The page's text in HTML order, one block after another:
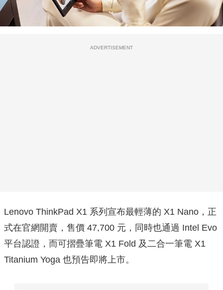
ADVERTISEMENT
Lenovo ThinkPad X1 系列宣布最輕薄的 X1 Nano，正
式在官網開賣，售價 47,700 元，同時也通過 Intel Evo
平台認證，而可摺疊筆電 X1 Fold 及二合一筆電 X1
Titanium Yoga 也預告即將上市。